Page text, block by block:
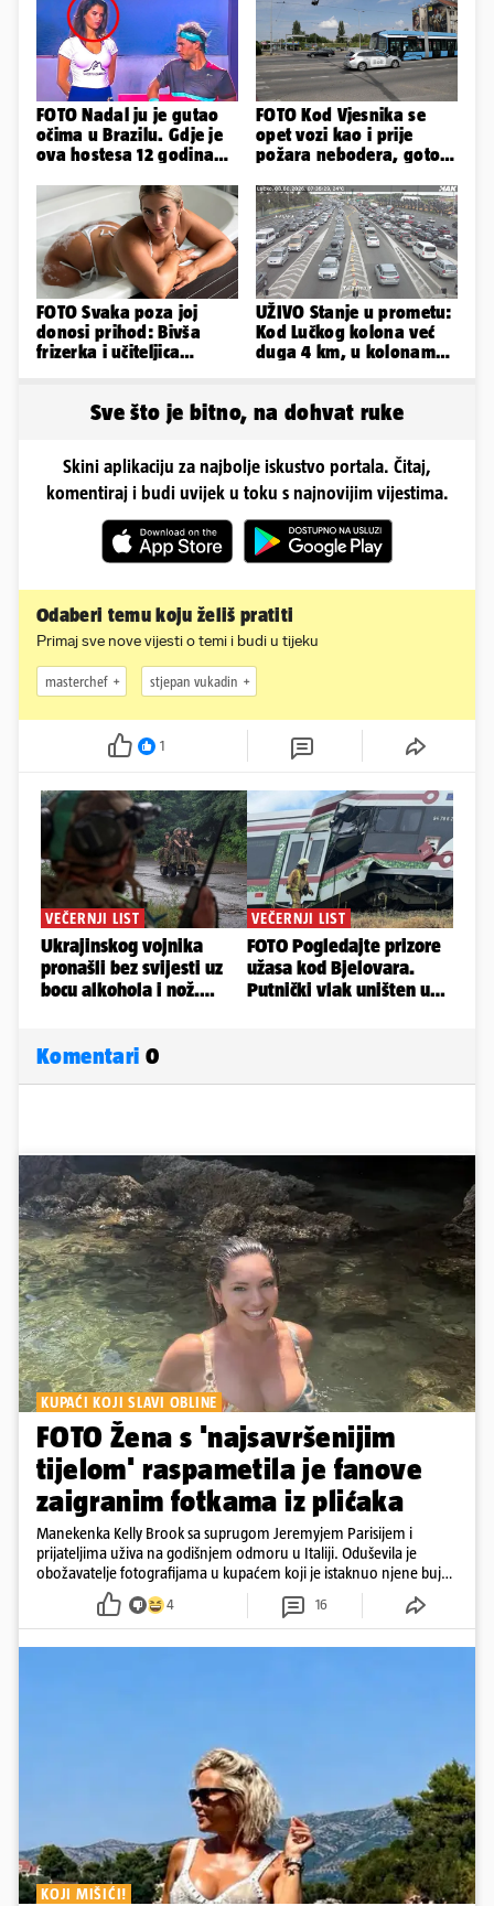
FOTO Nadal ju je gutao
očima u Brazilu. Gdje je
ova hostesa 12 godina
FOTO Kod Vjesnika se
opet vozi kao i prije
požara nebodera, gotovi
FOTO Svaka poza joj
donosi prihod: Bivša
frizerka i učiteljica
UŽIVO Stanje u prometu:
Kod Lučkog kolona već
duga 4 km, u kolonama
Sve što je bitno, na dohvat ruke
Skini aplikaciju za najbolje iskustvo portala. Čitaj,
komentiraj i budi uvijek u toku s najnovijim vijestima.
Odaberi temu koju želiš pratiti
Primaj sve nove vijesti o temi i budi u tijeku
masterchef stjepan vukadin
1
Komentari 0
KUPAĆI KOJI SLAVI OBLINE
FOTO Žena s 'najsavršenijim
tijelom' raspametila je fanove
zaigranim fotkama iz plićaka
Manekenka Kelly Brook sa suprugom Jeremyjem Parisijem i
prijateljima uživa na godišnjem odmoru u Italiji. Oduševila je
obožavatelje fotografijama u kupaćem koji je istaknuo njene bujne
4 16
KOJI MIŠIĆI!